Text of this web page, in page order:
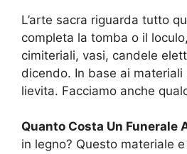
L’arte sacra riguarda tutto
completa la tomba o il
cimiteriali, vasi, candele
dicendo. In base ai materiali
lievita. Facciamo anche
Quanto Costa Un Funerale
in legno? Questo materiale